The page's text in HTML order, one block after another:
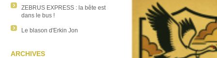
ZEBRUS EXPRESS : la bête est
dans le bus !
Le blason d'Erkin Jon
ARCHIVES